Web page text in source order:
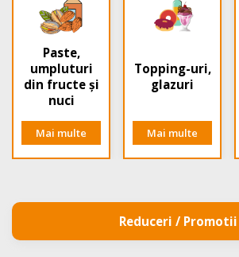
Paste,
umpluturi
din fructe și
nuci
Mai multe
Topping-uri,
glazuri
Mai multe
Reduceri / Promotii